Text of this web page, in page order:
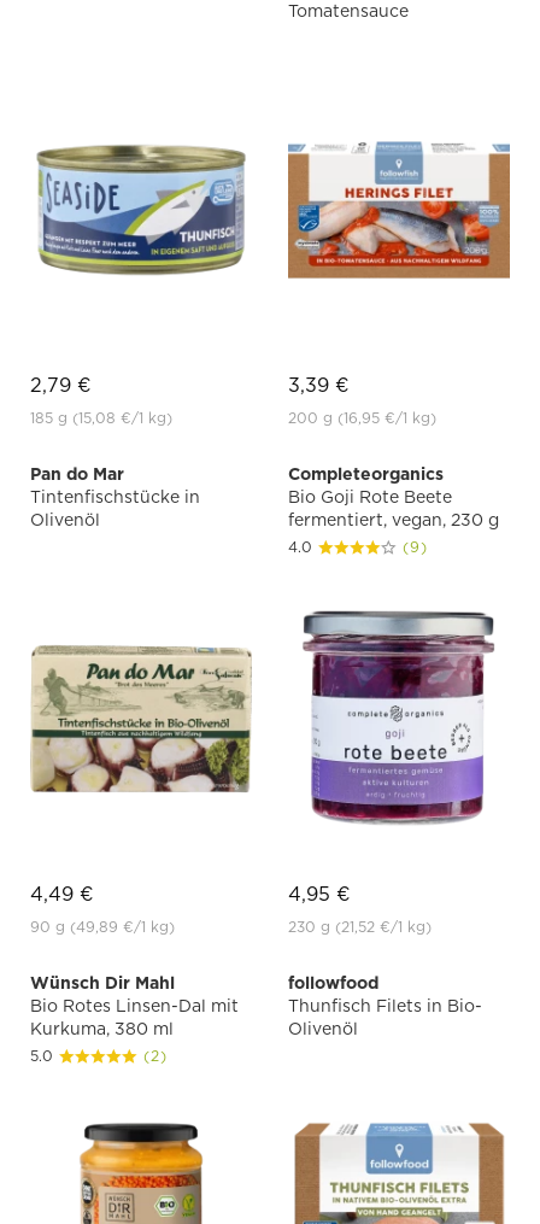
2,79 €
185 g (15,08 €/1 kg)
Tomatensauce
3,39 €
200 g (16,95 €/1 kg)
Pan do Mar
Tintenfischstücke in
Olivenöl
4,49 €
90 g (49,89 €/1 kg)
Completeorganics
Bio Goji Rote Beete
fermentiert, vegan, 230 g
4.0 (9)
4,95 €
230 g (21,52 €/1 kg)
Wünsch Dir Mahl
Bio Rotes Linsen-Dal mit
Kurkuma, 380 ml
5.0 (2)
followfood
Thunfisch Filets in Bio-
Olivenöl